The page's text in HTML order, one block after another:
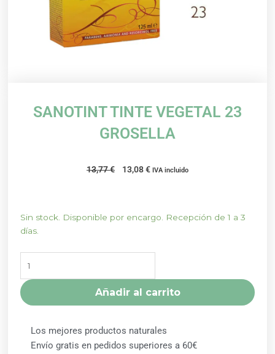
SANOTINT TINTE VEGETAL 23
GROSELLA
13,77€
El
13,77 €.
13,08€El
13,08 €.
IVA incluido
Sin stock. Disponible por encargo. Recepción de 1 a 3
días.
SANOTINT
TINTE
GROSELLA
cantidad
Añadir al carrito
Los mejores productos naturales
Envío gratis en pedidos superiores a 60€